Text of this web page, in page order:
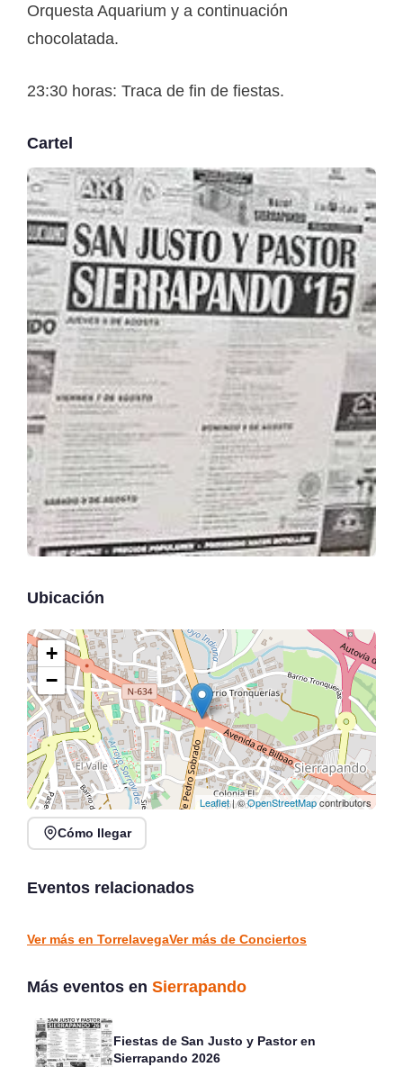
Orquesta Aquarium y a continuación
chocolatada.
23:30 horas: Traca de fin de fiestas.
Cartel
Ubicación
+
−
Leaflet| ©OpenStreetMapcontributors
Cómo llegar
Eventos relacionados
Sarón
Ver más en TorrelavegaVer más de Conciertos
Más eventos en Sierrapando
Fiestas de San Justo y Pastor en
Sierrapando 2026